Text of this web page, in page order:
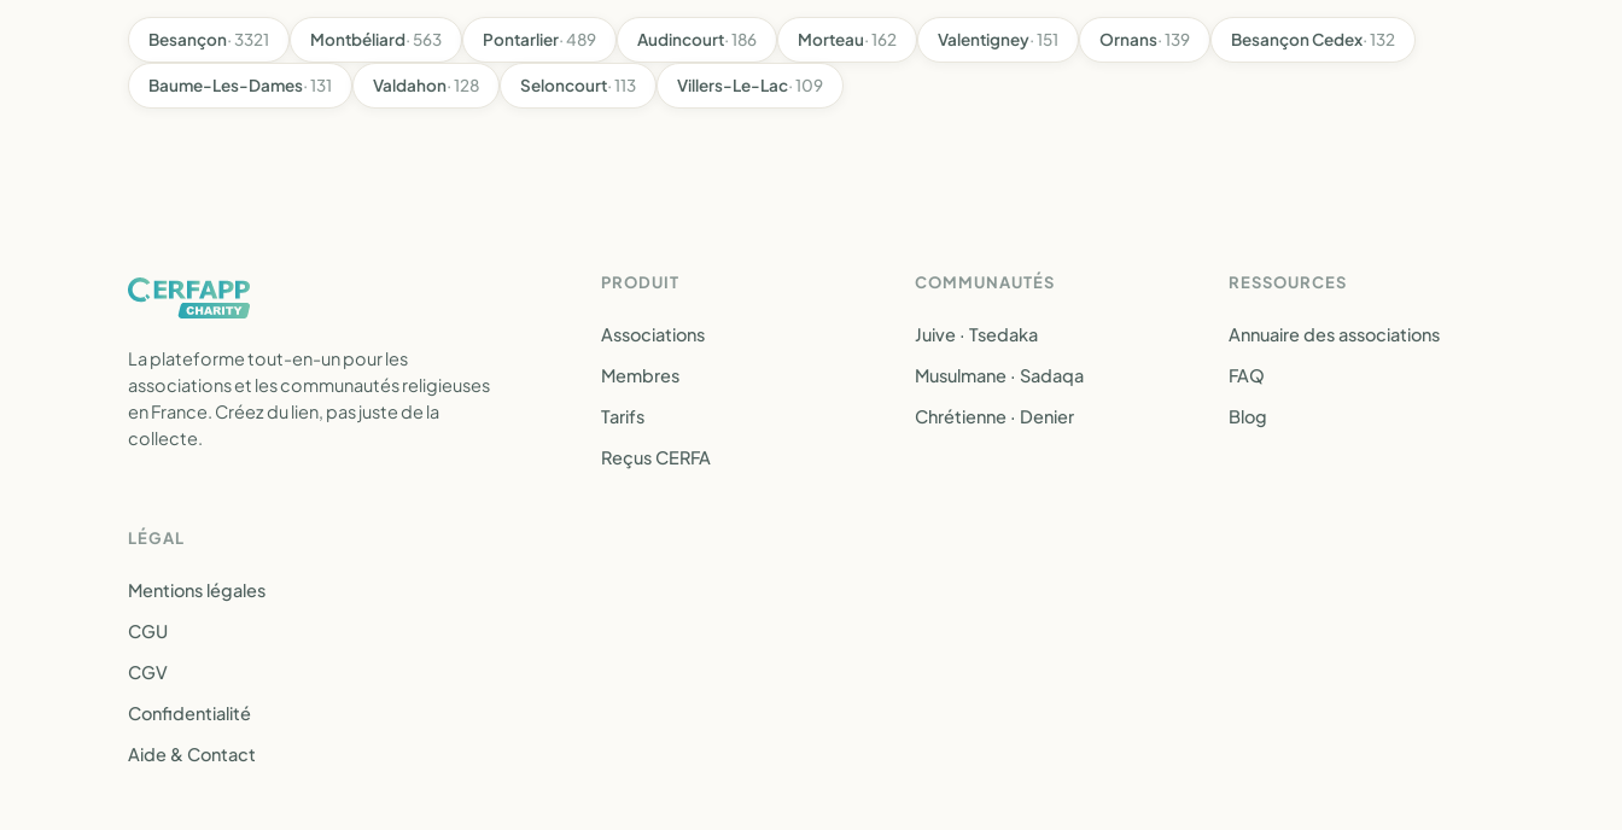
Besançon· 3321 Montbéliard· 563 Pontarlier· 489 Audincourt· 186 Morteau· 162 Valentigney· 151 Ornans· 139 Besançon Cedex· 132
Baume-Les-Dames· 131 Valdahon· 128 Seloncourt· 113 Villers-Le-Lac· 109
La plateforme tout-en-un pour les
associations et les communautés religieuses
en France. Créez du lien, pas juste de la
collecte.
PRODUIT
Associations
Membres
Tarifs
Reçus CERFA
COMMUNAUTÉS
Juive · Tsedaka
Musulmane · Sadaqa
Chrétienne · Denier
RESSOURCES
Annuaire des associations
FAQ
Blog
LÉGAL
Mentions légales
CGU
CGV
Confidentialité
Aide & Contact